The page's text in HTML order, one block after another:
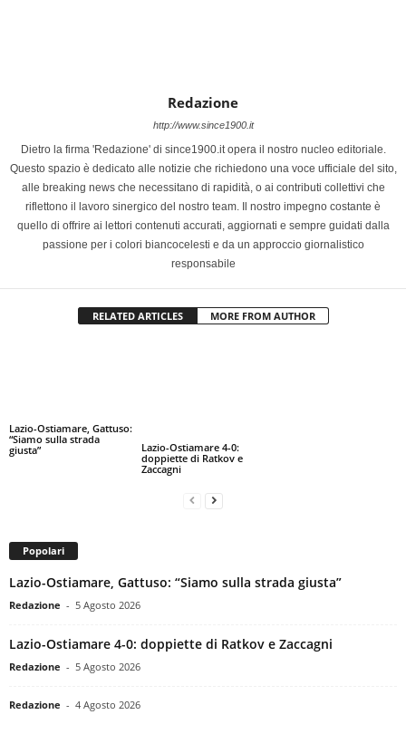
Redazione
http://www.since1900.it
Dietro la firma 'Redazione' di since1900.it opera il nostro nucleo editoriale.
Questo spazio è dedicato alle notizie che richiedono una voce ufficiale del sito,
alle breaking news che necessitano di rapidità, o ai contributi collettivi che
riflettono il lavoro sinergico del nostro team. Il nostro impegno costante è
quello di offrire ai lettori contenuti accurati, aggiornati e sempre guidati dalla
passione per i colori biancocelesti e da un approccio giornalistico
responsabile
RELATED ARTICLES MORE FROM AUTHOR
Lazio-Ostiamare, Gattuso:
“Siamo sulla strada
giusta”
Lazio-Ostiamare 4-0:
doppiette di Ratkov e
Zaccagni
Popolari
Lazio-Ostiamare, Gattuso: “Siamo sulla strada giusta”
Redazione - 5 Agosto 2026
Lazio-Ostiamare 4-0: doppiette di Ratkov e Zaccagni
Redazione - 5 Agosto 2026
Redazione - 4 Agosto 2026